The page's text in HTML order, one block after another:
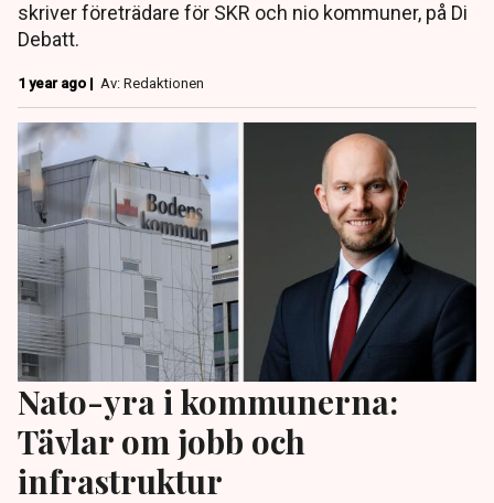
skriver företrädare för SKR och nio kommuner, på Di
Debatt.
1 year ago | Av: Redaktionen
Nato-yra i kommunerna:
Tävlar om jobb och
infrastruktur